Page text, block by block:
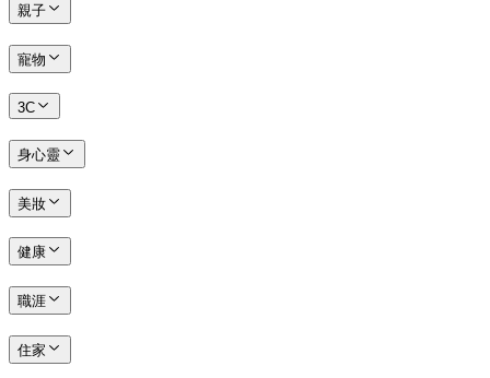
親子
寵物
3C
身心靈
美妝
健康
職涯
住家